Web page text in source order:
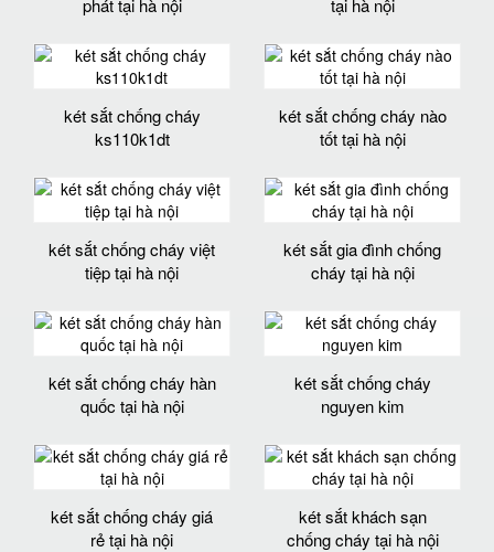
phát tại hà nội
tại hà nội
két sắt chống cháy
ks110k1dt
két sắt chống cháy nào
tốt tại hà nội
két sắt chống cháy việt
tiệp tại hà nội
két sắt gia đình chống
cháy tại hà nội
két sắt chống cháy hàn
quốc tại hà nội
két sắt chống cháy
nguyen kim
két sắt chống cháy giá
rẻ tại hà nội
két sắt khách sạn
chống cháy tại hà nội